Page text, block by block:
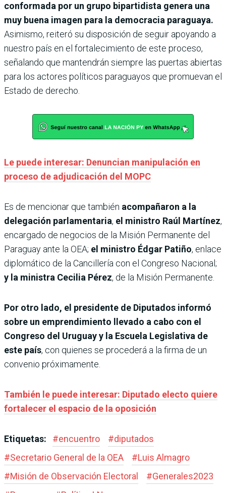
conformada por un grupo bipartidista genera una
muy buena imagen para la democracia paraguaya.
Asimismo, reiteró su disposición de seguir apoyando a
nuestro país en el fortalecimiento de este proceso,
señalando que mantendrán siempre las puertas abiertas
para los actores políticos paraguayos que promuevan el
Estado de derecho.
Le puede interesar: Denuncian manipulación en
proceso de adjudicación del MOPC
Es de mencionar que también acompañaron a la
delegación parlamentaria, el ministro Raúl Martínez,
encargado de negocios de la Misión Permanente del
Paraguay ante la OEA; el ministro Édgar Patiño, enlace
diplomático de la Cancillería con el Congreso Nacional;
y la ministra Cecilia Pérez, de la Misión Permanente.
Por otro lado, el presidente de Diputados informó
sobre un emprendimiento llevado a cabo con el
Congreso del Uruguay y la Escuela Legislativa de
este país, con quienes se procederá a la firma de un
convenio próximamente.
También le puede interesar: Diputado electo quiere
fortalecer el espacio de la oposición
Etiquetas: #encuentro #diputados
#Secretario General de la OEA #Luis Almagro
#Misión de Observación Electoral #Generales2023